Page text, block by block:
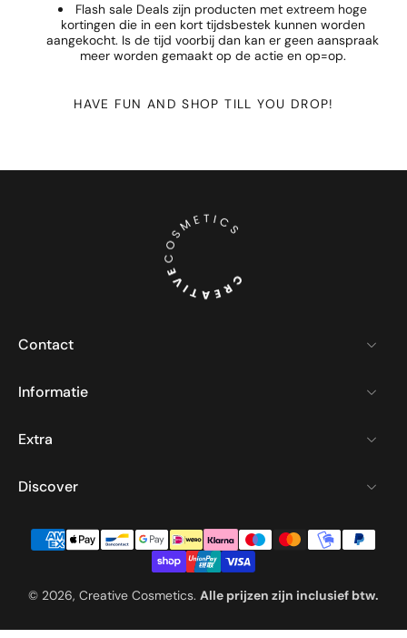
Flash sale Deals zijn producten met extreem hoge
kortingen die in een kort tijdsbestek kunnen worden
aangekocht. Is de tijd voorbij dan kan er geen aanspraak
meer worden gemaakt op de actie en op=op.
HAVE FUN AND SHOP TILL YOU DROP!
Contact
Informatie
Extra
Discover
© 2026, Creative Cosmetics. Alle prijzen zijn inclusief btw.